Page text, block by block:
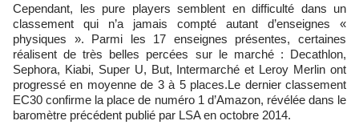
Cependant, les pure players semblent en difficulté dans un
classement qui n’a jamais compté autant d’enseignes «
physiques ». Parmi les 17 enseignes présentes, certaines
réalisent de très belles percées sur le marché : Decathlon,
Sephora, Kiabi, Super U, But, Intermarché et Leroy Merlin ont
progressé en moyenne de 3 à 5 places.Le dernier classement
EC30 confirme la place de numéro 1 d’Amazon, révélée dans le
baromètre précédent publié par LSA en octobre 2014.